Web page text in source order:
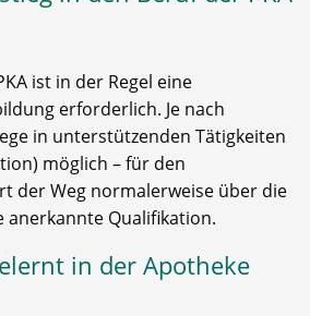
ist in der Regel eine
erforderlich. Je nach
in unterstützenden Tätigkeiten
möglich – für den
der Weg normalerweise über die
anerkannte Qualifikation.
in der Apotheke